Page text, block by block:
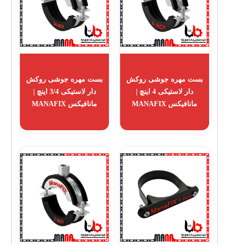
بست مهره جوشی روکش
دار لاستیکی 4 اینچ |
مانافیکس MANAFIX
بست مهره جوشی روکش
دار لاستیکی 3/4 اینچ |
مانافیکس MANAFIX